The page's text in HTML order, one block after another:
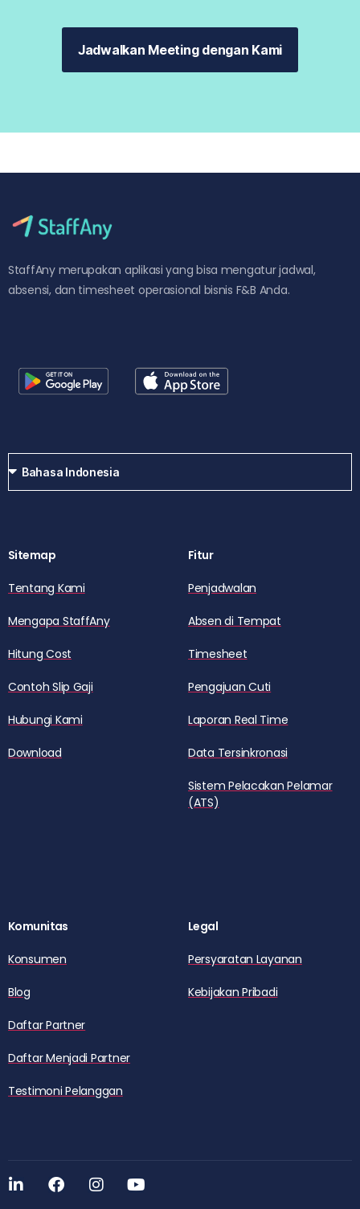
Jadwalkan Meeting dengan Kami
StaffAny merupakan aplikasi yang bisa mengatur jadwal,
absensi, dan timesheet operasional bisnis F&B Anda.
Sitemap
Tentang Kami
Mengapa StaffAny
Hitung Cost
Contoh Slip Gaji
Hubungi Kami
Download
Fitur
Penjadwalan
Absen di Tempat
Timesheet
Pengajuan Cuti
Laporan Real Time
Data Tersinkronasi
Sistem Pelacakan Pelamar
(ATS)
Komunitas
Konsumen
Blog
Daftar Partner
Daftar Menjadi Partner
Testimoni Pelanggan
Legal
Persyaratan Layanan
Kebijakan Pribadi